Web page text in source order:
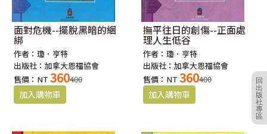
回
出
版
社
專
區
面對危機--擺脫黑暗的綑
綁
作者：瓊．亨特
出版社：加拿大恩福協會
售價：NT 360400
撫平往日的創傷--正面處
理人生低谷
作者：瓊．亨特
出版社：加拿大恩福協會
售價：NT 360400